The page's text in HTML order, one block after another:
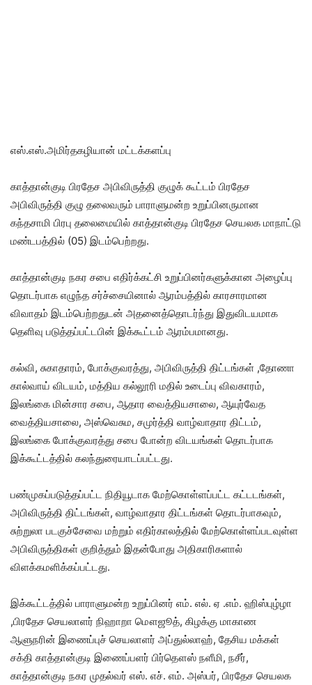
எஸ்.எஸ்.அமிர்தகழியான் மட்டக்களப்பு
காத்தான்குடி பிரதேச அபிவிருத்தி குழுக் கூட்டம் பிரதேச
அபிவிருத்தி குழு தலைவரும் பாராளுமன்ற உறுப்பினருமான
கந்தசாமி பிரபு தலைமையில் காத்தான்குடி பிரதேச செயலக மாநாட்டு
மண்டபத்தில் (05) இடம்பெற்றது.
காத்தான்குடி நகர சபை எதிர்க்கட்சி உறுப்பினர்களுக்கான அழைப்பு
தொடர்பாக எழுந்த சர்ச்சையினால் ஆரம்பத்தில் காரசாரமான
விவாதம் இடம்பெற்றதுடன் அதனைத்தொடர்ந்து இதுவிடயமாக
தெளிவு படுத்தப்பட்டபின் இக்கூட்டம் ஆரம்பமானது.
கல்வி, சுகாதாரம், போக்குவரத்து, அபிவிருத்தி திட்டங்கள் ,தோணா
கால்வாய் விடயம், மத்திய கல்லூரி மதில் உடைப்பு விவகாரம்,
இலங்கை மின்சார சபை, ஆதார வைத்தியசாலை, ஆயுர்வேத
வைத்தியசாலை, அஸ்வெசும, சமுர்த்தி வாழ்வாதார திட்டம்,
இலங்கை போக்குவரத்து சபை போன்ற விடயங்கள் தொடர்பாக
இக்கூட்டத்தில் கலந்துரையாடப்பட்டது.
பண்முகப்படுத்தப்பட்ட நிதியூடாக மேற்கொள்ளப்பட்ட கட்டடங்கள்,
அபிவிருத்தி திட்டங்கள், வாழ்வாதார திட்டங்கள் தொடர்பாகவும்,
சுற்றுலா படகுச்சேவை மற்றும் எதிர்காலத்தில் மேற்கொள்ளப்படவுள்ள
அபிவிருத்திகள் குறித்தும் இதன்போது அதிகாரிகளால்
விளக்கமளிக்கப்பட்டது.
இக்கூட்டத்தில் பாராளுமன்ற உறுப்பினர் எம். எல். ஏ .எம். ஹிஸ்புழ்ழா
,பிரதேச செயலாளர் நிஹாறா மௌஜூத், கிழக்கு மாகாண
ஆளுநரின் இணைப்புச் செயலாளர் அப்துல்லாஹ், தேசிய மக்கள்
சக்தி காத்தான்குடி இணைப்பளர் பிர்தௌஸ் நளீமி, நசீர்,
காத்தான்குடி நகர முதல்வர் எஸ். எச். எம். அஸ்பர், பிரதேச செயலக